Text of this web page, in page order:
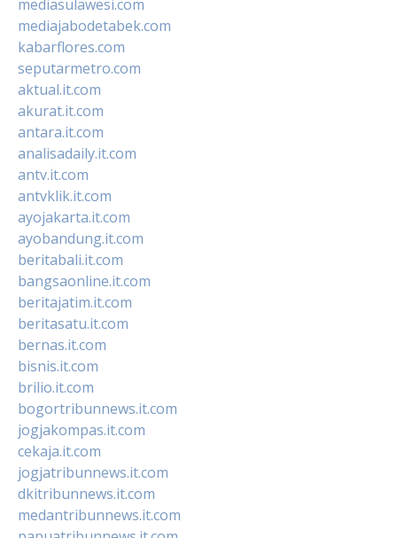
mediasulawesi.com
mediajabodetabek.com
kabarflores.com
seputarmetro.com
aktual.it.com
akurat.it.com
antara.it.com
analisadaily.it.com
antv.it.com
antvklik.it.com
ayojakarta.it.com
ayobandung.it.com
beritabali.it.com
bangsaonline.it.com
beritajatim.it.com
beritasatu.it.com
bernas.it.com
bisnis.it.com
brilio.it.com
bogortribunnews.it.com
jogjakompas.it.com
cekaja.it.com
jogjatribunnews.it.com
dkitribunnews.it.com
medantribunnews.it.com